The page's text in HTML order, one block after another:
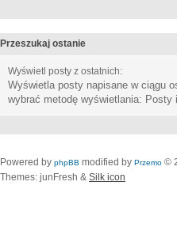
Przeszukaj ostanie
Wyświetl posty z ostatnich:
Wyświetla posty napisane w ciągu
wybrać metodę wyświetlania: Posty
Powered by phpBB modified by Przemo ©
Themes: junFresh & Silk icon